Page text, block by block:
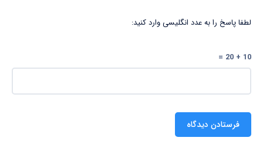
لطفا پاسخ را به عدد انگلیسی وارد کنید:
10 + 20 =